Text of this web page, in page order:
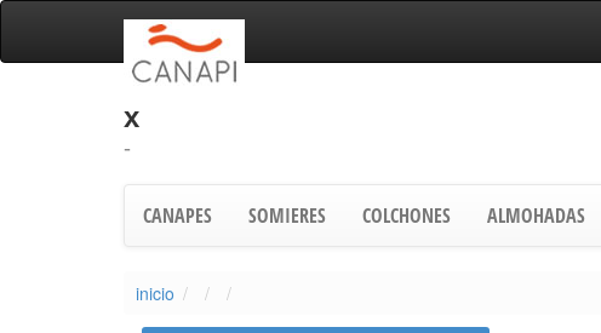
x
-
CANAPES SOMIERES COLCHONES ALMOHADAS
inicio